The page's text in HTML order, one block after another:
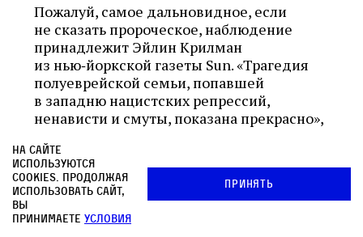
Пожалуй, самое дальновидное, если
не сказать пророческое, наблюдение
принадлежит Эйлин Крилман
из нью‑йоркской газеты Sun. «Трагедия
полуеврейской семьи, попавшей
в западню нацистских репрессий,
ненависти и смуты, показана прекрасно»,
войны, страданий и смерти доносятся
до нас из каждой газетной статьи
и радиопередачи, [кажется], нет
необходимости в развлекательных
художественных фильмах на эту тему.
На сайте
используются
cookies. Продолжая
использовать сайт,
вы
принимаете условия
Принять